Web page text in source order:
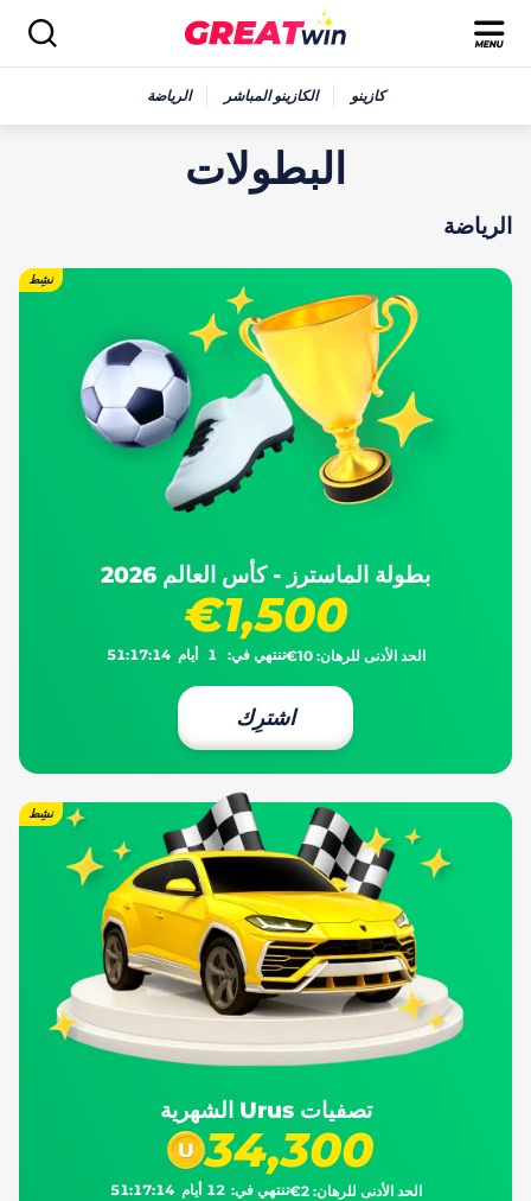
كازينو الكازينو المباشر الرياضة
البطولات
الرياضة
نشِط
بطولة الماسترز - كأس العالم 2026
€1,500
الحد الأدنى للرهان:€10تنتهي في: 1 أيام 14
:
17
:
51
اشترِك
نشِط
تصفيات Urus الشهرية
34,300
الحد الأدنى للرهان:€2تنتهي في: 12 أيام 14
:
17
:
51